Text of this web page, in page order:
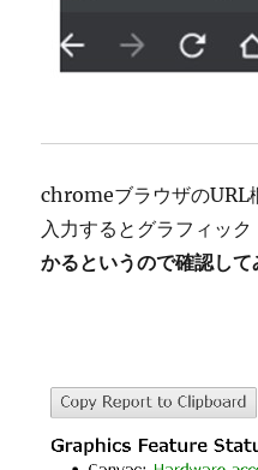
chromeブラウザの
入力するとグラフィッ
かるというので確認して